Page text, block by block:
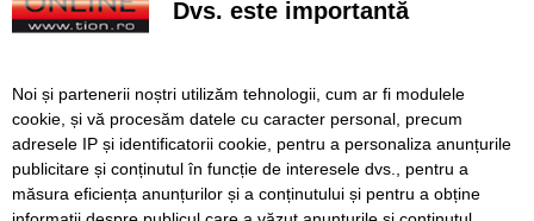
Construcție impresionantă din Imperiul Roman, scoasă la
Continuă modernizarea centrului pietonal al Lugojului.
Contract de 21 de milioane de lei, finanțat european
Poli scapă de înfrângere, dar pleacă doar cu un punct din
deplasarea cu Șelimbăr
Dvs. este importantă
Noi și partenerii noștri utilizăm tehnologii, cum ar fi modulele
cookie, și vă procesăm datele cu caracter personal, precum
adresele IP și identificatorii cookie, pentru a personaliza anunțurile
publicitare și conținutul în funcție de interesele dvs., pentru a
măsura eficiența anunțurilor și a conținutului și pentru a obține